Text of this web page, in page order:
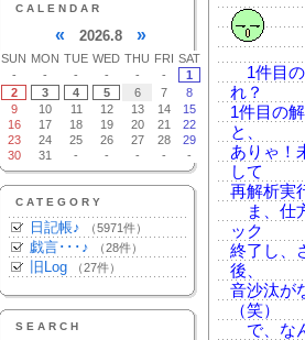
CALENDAR
« 2026.8 »
SUN MON TUE WED THU FRI SAT
-
- - - - -
1
2
3 4 5 6 7
8
9
10 11 12 13 14
15
16
17 18 19 20 21
22
23
24 25 26 27 28
29
30
31 - - - - -
CATEGORY
日記帳♪ （5971件）
戯言･･･♪ （28件）
旧Log （27件）
SEARCH
1件目の
れ？
1件目の
と、
ありゃ！
して
再解析実
ま、仕
ック
終了し、
後、
音沙汰が
（笑）
で、な